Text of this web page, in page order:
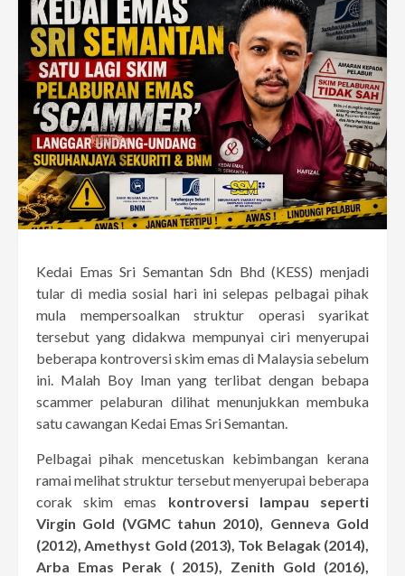
Kedai Emas Sri Semantan Sdn Bhd (KESS) menjadi
tular di media sosial hari ini selepas pelbagai pihak
mula mempersoalkan struktur operasi syarikat
tersebut yang didakwa mempunyai ciri menyerupai
beberapa kontroversi skim emas di Malaysia sebelum
ini. Malah Boy Iman yang terlibat dengan bebapa
scammer pelaburan dilihat menunjukkan membuka
satu cawangan Kedai Emas Sri Semantan.
Pelbagai pihak mencetuskan kebimbangan kerana
ramai melihat struktur tersebut menyerupai beberapa
corak skim emas kontroversi lampau seperti
Virgin Gold (VGMC tahun 2010), Genneva Gold
(2012), Amethyst Gold (2013), Tok Belagak (2014),
Arba Emas Perak ( 2015), Zenith Gold (2016),